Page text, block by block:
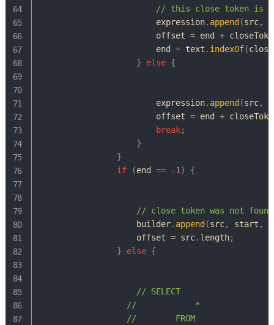
// this close token is
                        expression
. append (src,
                        offset
= end +
                        end
= text . indexOf(
}
else {
                        expression
. append (src,
                        offset
= end +
break;
}
}
if
(end == -1 ) {
// close token was not
                    builder
. append (src, start ,
                    offset
= src. length;
}
else {
// SELECT
//	        *
//        FROM